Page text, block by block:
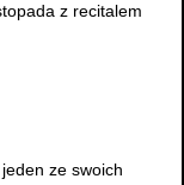
z recitalem
ze swoich